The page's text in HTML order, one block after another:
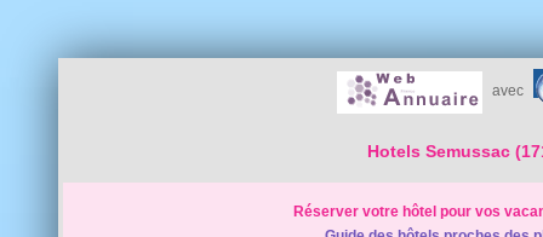
avec
Hotels Semussac
Réserver votre hôtel pour vos